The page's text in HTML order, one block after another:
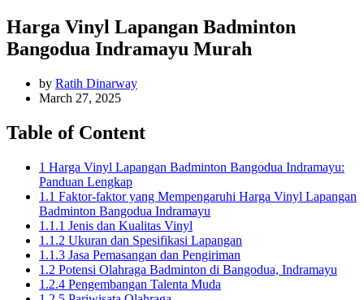
Harga Vinyl Lapangan Badminton
Bangodua Indramayu Murah
by Ratih Dinarway
March 27, 2025
Table of Content
1 Harga Vinyl Lapangan Badminton Bangodua Indramayu:
Panduan Lengkap
1.1 Faktor-faktor yang Mempengaruhi Harga Vinyl Lapangan
Badminton Bangodua Indramayu
1.1.1 Jenis dan Kualitas Vinyl
1.1.2 Ukuran dan Spesifikasi Lapangan
1.1.3 Jasa Pemasangan dan Pengiriman
1.2 Potensi Olahraga Badminton di Bangodua, Indramayu
1.2.4 Pengembangan Talenta Muda